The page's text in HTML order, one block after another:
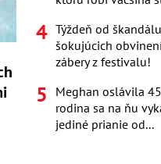
Týždeň od
šokujúcich
zábery z festivalu!
Meghan oslávila
rodina sa na ňu
jediné prianie od...